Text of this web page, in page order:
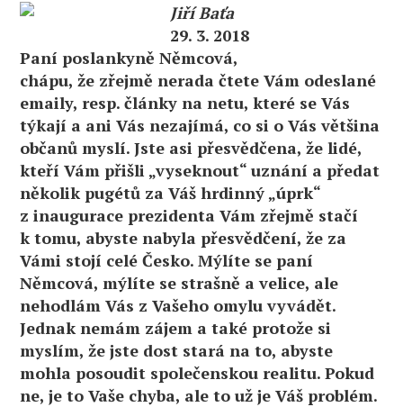
Jiří Baťa
29. 3. 2018
Paní poslankyně Němcová,
chápu, že zřejmě nerada čtete Vám odeslané
emaily, resp. články na netu, které se Vás
týkají a ani Vás nezajímá, co si o Vás většina
občanů myslí. Jste asi přesvědčena, že lidé,
kteří Vám přišli „vyseknout“ uznání a předat
několik pugétů za Váš hrdinný „úprk“
z inaugurace prezidenta Vám zřejmě stačí
k tomu, abyste nabyla přesvědčení, že za
Vámi stojí celé Česko. Mýlíte se paní
Němcová, mýlíte se strašně a velice, ale
nehodlám Vás z Vašeho omylu vyvádět.
Jednak nemám zájem a také protože si
myslím, že jste dost stará na to, abyste
mohla posoudit společenskou realitu. Pokud
ne, je to Vaše chyba, ale to už je Váš problém.